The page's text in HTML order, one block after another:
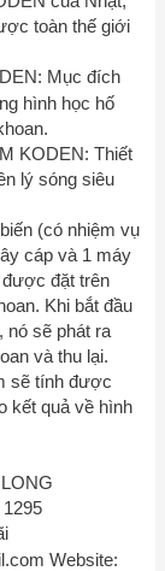
toàn thế giới
Mục đích
hình học hố
KODEN: Thiết
lý sóng siêu
(có nhiệm vụ
cáp và 1 máy
đặt trên
Khi bắt đầu
nó sẽ phát ra
và thu lại.
sẽ tính được
kết quả về hình
Website: